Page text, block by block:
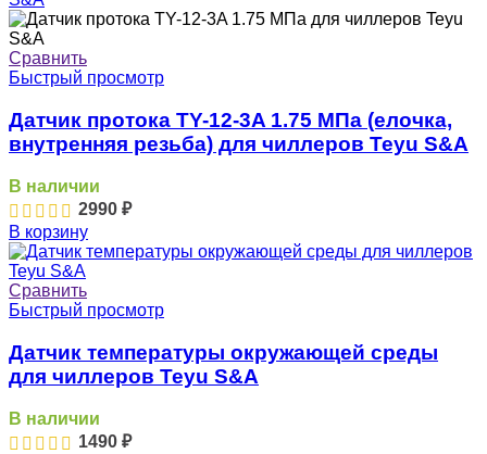
Сравнить
Быстрый просмотр
Датчик протока TY-12-3A 1.75 МПа (елочка,
внутренняя резьба) для чиллеров Teyu S&A
В наличии
2990 ₽
В корзину
Сравнить
Быстрый просмотр
Датчик температуры окружающей среды
для чиллеров Teyu S&A
В наличии
1490 ₽